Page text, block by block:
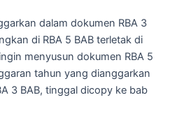
dalam dokumen RBA 3
di RBA 5 BAB terletak di
menyusun dokumen RBA 5
tahun yang dianggarkan
3 BAB, tinggal dicopy ke bab